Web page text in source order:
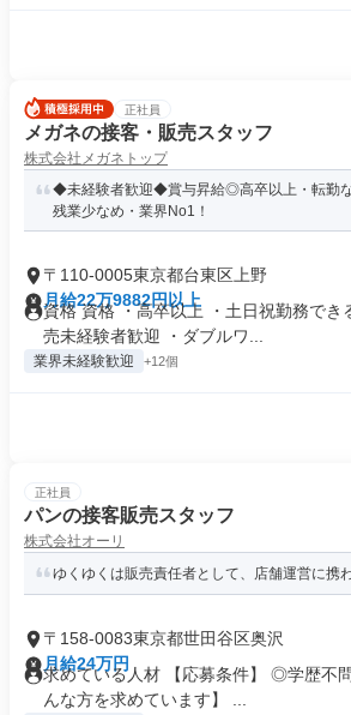
正社員
メガネの接客・販売スタッフ
株式会社メガネトップ
◆未経験者歓迎◆賞与昇給◎高卒以上・転勤な
残業少なめ・業界No1！
〒110-0005東京都台東区上野
月給22万9882円以上
資格 資格 ・高卒以上 ・土日祝勤務でき
売未経験者歓迎 ・ダブルワ...
業界未経験歓迎 +12個
正社員
パンの接客販売スタッフ
株式会社オーリ
ゆくゆくは販売責任者として、店舗運営に携
〒158-0083東京都世田谷区奥沢
月給24万円
求めている人材 【応募条件】 ◎学歴不
んな方を求めています】 ...